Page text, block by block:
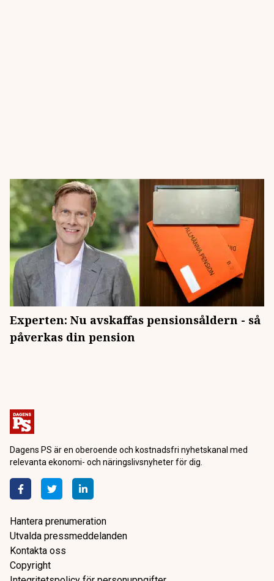
Experten: Nu avskaffas pensionsåldern - så
påverkas din pension
Dagens PS är en oberoende och kostnadsfri nyhetskanal med
relevanta ekonomi- och näringslivsnyheter för dig.
Hantera prenumeration
Utvalda pressmeddelanden
Kontakta oss
Copyright